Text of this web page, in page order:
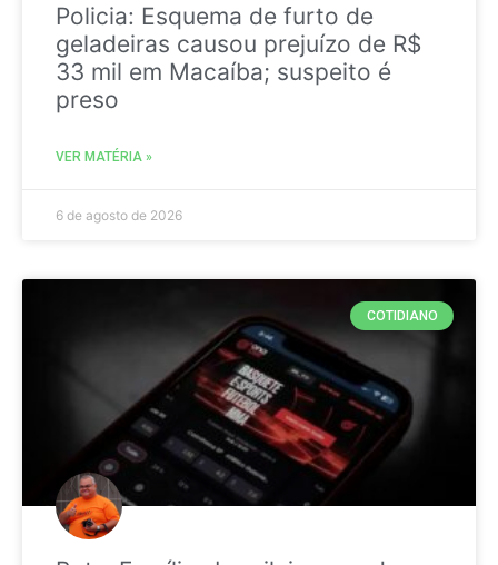
Policia: Esquema de furto de
geladeiras causou prejuízo de R$
33 mil em Macaíba; suspeito é
preso
VER MATÉRIA »
6 de agosto de 2026
COTIDIANO